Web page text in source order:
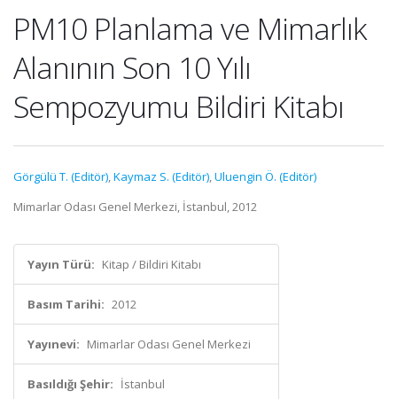
PM10 Planlama ve Mimarlık
Alanının Son 10 Yılı
Sempozyumu Bildiri Kitabı
Görgülü T. (Editör),Kaymaz S. (Editör),Uluengin Ö. (Editör)
Mimarlar Odası Genel Merkezi, İstanbul, 2012
Yayın Türü: Kitap / Bildiri Kitabı
Basım Tarihi: 2012
Yayınevi: Mimarlar Odası Genel Merkezi
Basıldığı Şehir: İstanbul